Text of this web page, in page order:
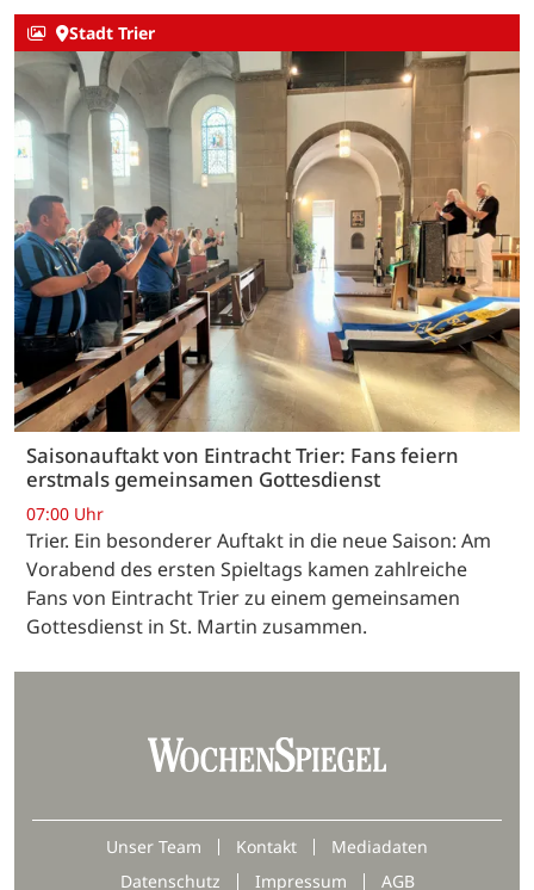
Stadt Trier
Saisonauftakt von Eintracht Trier: Fans feiern
erstmals gemeinsamen Gottesdienst
07:00 Uhr
Trier. Ein besonderer Auftakt in die neue Saison: Am
Vorabend des ersten Spieltags kamen zahlreiche
Fans von Eintracht Trier zu einem gemeinsamen
Gottesdienst in St. Martin zusammen.
Unser Team Kontakt
Mediadaten
Datenschutz
Impressum AGB